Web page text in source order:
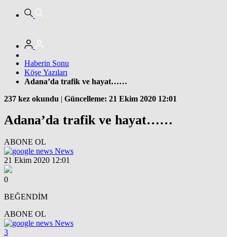
Haberin Sonu
Köşe Yazıları
Adana’da trafik ve hayat……
237 kez okundu | Güncelleme: 21 Ekim 2020 12:01
Adana’da trafik ve hayat……
ABONE OL
News
21 Ekim 2020 12:01
0
BEĞENDİM
ABONE OL
News
3